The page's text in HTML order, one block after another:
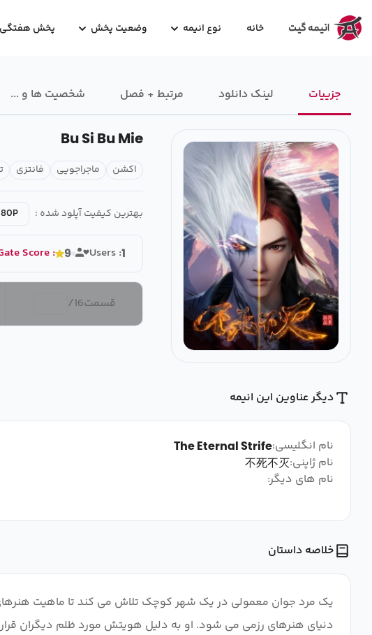
خانه نوع انیمه وضعیت پخش پخش هفتگی
جزییات لینک دانلود مرتبط + فصل شخصیت ها و ...
Bu Si Bu Mie
اکشن ماجراجویی فانتزی
بهترین کیفیت آپلود شده :
Score : 9 Users :1
قسمت16
/
دیگر عناوین این انیمه
نام انگلیسی:The Eternal Strife
نام ژاپنی:不死不灭
نام های دیگر:
خلاصه داستان
یک مرد جوان معمولی در یک شهر کوچک تلاش می کند تا ماهیت
دنیای هنرهای رزمی می شود. او به دلیل هویتش مورد ظلم دیگران قرار